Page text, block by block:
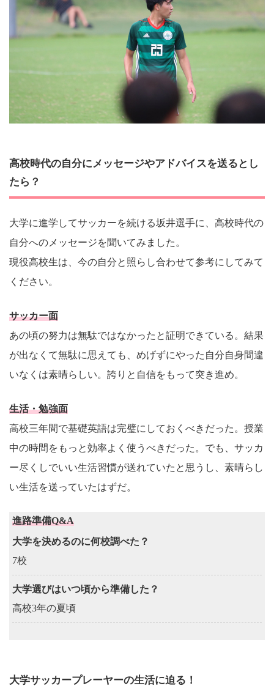
高校時代の自分にメッセージやアドバイスを送るとし
たら？
大学に進学してサッカーを続ける坂井選手に、高校時代の
自分へのメッセージを聞いてみました。
現役高校生は、今の自分と照らし合わせて参考にしてみて
ください。
サッカー面
あの頃の努力は無駄ではなかったと証明できている。結果
が出なくて無駄に思えても、めげずにやった自分自身間違
いなくは素晴らしい。誇りと自信をもって突き進め。
生活・勉強面
高校三年間で基礎英語は完璧にしておくべきだった。授業
中の時間をもっと効率よく使うべきだった。でも、サッカ
ー尽くしでいい生活習慣が送れていたと思うし、素晴らし
い生活を送っていたはずだ。
進路準備Q&A
大学を決めるのに何校調べた？
7校
大学選びはいつ頃から準備した？
高校3年の夏頃
大学サッカープレーヤーの生活に迫る！